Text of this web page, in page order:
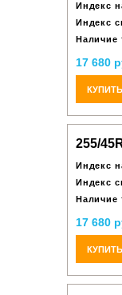
Индекс
Индекс
Наличие
17 680
255/
Индекс
Индекс
Наличие
17 680